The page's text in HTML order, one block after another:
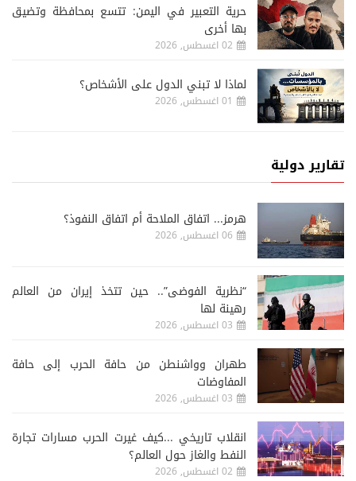
حرية التعبير في اليمن: تتسع بمحافظة وتضيق
بها أخرى
02 اغسطس, 2026
لماذا لا تبني الدول على الأشخاص؟
01 اغسطس, 2026
تقارير دولية
هرمز... اتفاق الملاحة أم اتفاق النفوذ؟
06 اغسطس, 2026
“نظرية الفوضى”.. حين تتخذ إيران من العالم
رهينة لها
03 اغسطس, 2026
طهران وواشنطن من حافة الحرب إلى حافة
المفاوضات
03 اغسطس, 2026
انقلاب تاريخي ...كيف غيرت الحرب مسارات تجارة
النفط والغاز حول العالم؟
02 اغسطس, 2026